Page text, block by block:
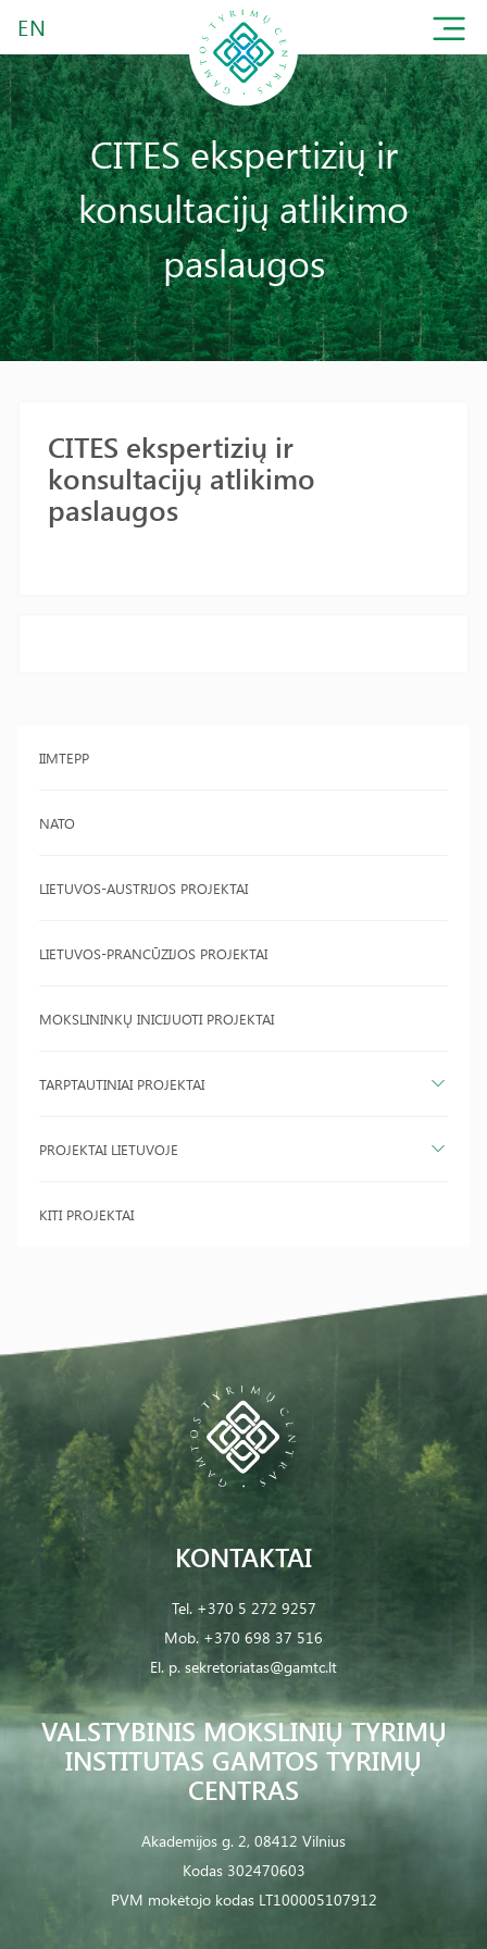
EN
CITES ekspertizių ir
konsultacijų atlikimo
paslaugos
IIMTEPP
NATO
LIETUVOS-AUSTRIJOS PROJEKTAI
LIETUVOS-PRANCŪZIJOS PROJEKTAI
MOKSLININKŲ INICIJUOTI PROJEKTAI
TARPTAUTINIAI PROJEKTAI
PROJEKTAI LIETUVOJE
KITI PROJEKTAI
CITES ekspertizių ir
konsultacijų atlikimo
paslaugos
VALSTYBINIS MOKSLINIŲ TYRIMŲ
INSTITUTAS GAMTOS TYRIMŲ
CENTRAS
Akademijos g. 2, 08412 Vilnius
Kodas 302470603
PVM mokėtojo kodas LT100005107912
KONTAKTAI
Tel. +370 5 272 9257
Mob. +370 698 37 516
El. p. sekretoriatas@gamtc.lt